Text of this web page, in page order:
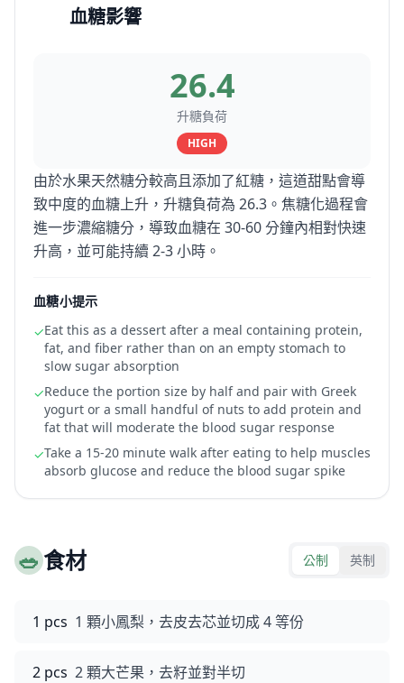
血糖影響
26.4
升糖負荷
HIGH
由於水果天然糖分較高且添加了紅糖，這道甜點會導
致中度的血糖上升，升糖負荷為 26.3。焦糖化過程會
進一步濃縮糖分，導致血糖在 30-60 分鐘內相對快速
升高，並可能持續 2-3 小時。
血糖小提示
✓Eat this as a dessert after a meal containing protein,
fat, and fiber rather than on an empty stomach to
slow sugar absorption
✓Reduce the portion size by half and pair with Greek
yogurt or a small handful of nuts to add protein and
fat that will moderate the blood sugar response
✓Take a 15-20 minute walk after eating to help muscles
absorb glucose and reduce the blood sugar spike
🥗食材 公制 英制
1 pcs 1 顆小鳳梨，去皮去芯並切成 4 等份
2 pcs 2 顆大芒果，去籽並對半切